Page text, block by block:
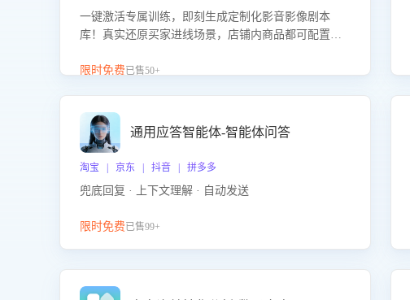
一键激活专属训练，即刻生成定制化影音影像剧本
库！真实还原买家进线场景，店铺内商品都可配置到
升客服售前转化率。点击 “立即开通”，快速获取影音
限时免费已售50+
通用应答智能体-智能体问答
淘宝 | 京东 | 抖音 | 拼多多
兜底回复 · 上下文理解 · 自动发送
限时免费已售99+